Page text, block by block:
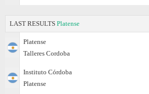
LAST RESULTS Platense
Platense
Talleres Cordoba
Instituto Córdoba
Platense